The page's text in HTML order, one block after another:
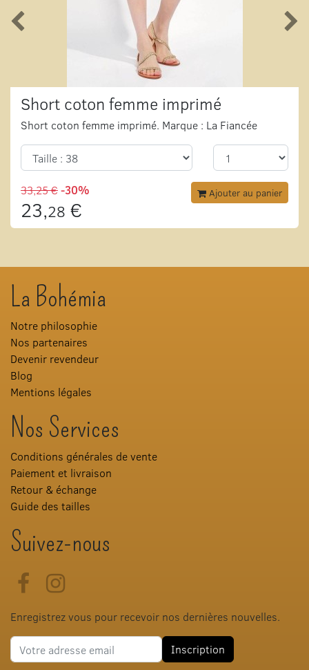
Short coton femme imprimé
Short coton femme imprimé. Marque : La Fiancée
33,25 €-30%
23,28 €
Ajouter au panier
La Bohémia
Notre philosophie
Nos partenaires
Devenir revendeur
Blog
Mentions légales
Nos Services
Conditions générales de vente
Paiement et livraison
Retour & échange
Guide des tailles
Suivez-nous
FacebookInstagram
Enregistrez vous pour recevoir nos dernières nouvelles.
Adresse e-mail
Inscription